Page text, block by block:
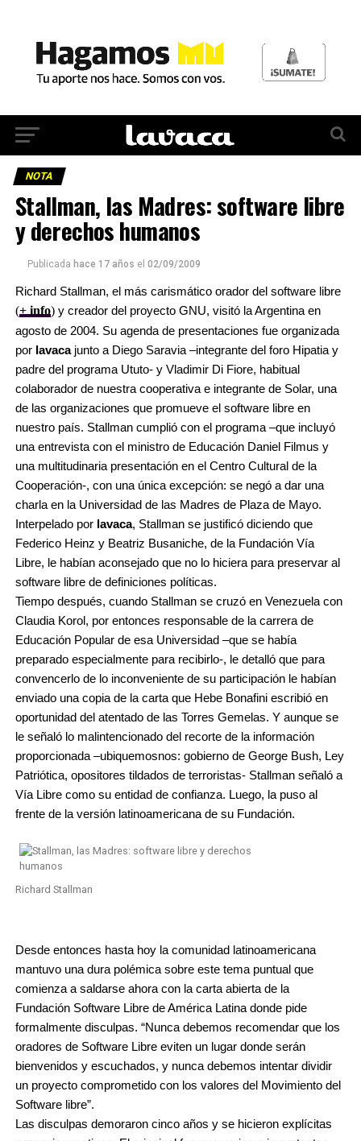
NOTA
Stallman, las Madres: software libre
y derechos humanos
Publicada hace 17 años el 02/09/2009
Richard Stallman, el más carismático orador del software libre
(+ info) y creador del proyecto GNU, visitó la Argentina en
agosto de 2004. Su agenda de presentaciones fue organizada
por lavacajunto a Diego Saravia –integrante del foro Hipatia y
padre del programa Ututo- y Vladimir Di Fiore, habitual
colaborador de nuestra cooperativa e integrante de Solar, una
de las organizaciones que promueve el software libre en
nuestro país. Stallman cumplió con el programa –que incluyó
una entrevista con el ministro de Educación Daniel Filmus y
una multitudinaria presentación en el Centro Cultural de la
Cooperación-, con una única excepción: se negó a dar una
charla en la Universidad de las Madres de Plaza de Mayo.
Interpelado por lavaca, Stallman se justificó diciendo que
Federico Heinz y Beatriz Busaniche, de la Fundación Vía
Libre, le habían aconsejado que no lo hiciera para preservar al
software libre de definiciones políticas.
Tiempo después, cuando Stallman se cruzó en Venezuela con
Claudia Korol, por entonces responsable de la carrera de
Educación Popular de esa Universidad –que se había
preparado especialmente para recibirlo-, le detalló que para
convencerlo de lo inconveniente de su participación le habían
enviado una copia de la carta que Hebe Bonafini escribió en
oportunidad del atentado de las Torres Gemelas. Y aunque se
le señaló lo malintencionado del recorte de la información
proporcionada –ubiquemosnos: gobierno de George Bush, Ley
Patriótica, opositores tildados de terroristas- Stallman señaló a
Vía Libre como su entidad de confianza. Luego, la puso al
frente de la versión latinoamericana de su Fundación.
Richard Stallman
Desde entonces hasta hoy la comunidad latinoamericana
mantuvo una dura polémica sobre este tema puntual que
comienza a saldarse ahora con la carta abierta de la
Fundación Software Libre de América Latina donde pide
formalmente disculpas. “Nunca debemos recomendar que los
oradores de Software Libre eviten un lugar donde serán
bienvenidos y escuchados, y nunca debemos intentar dividir
un proyecto comprometido con los valores del Movimiento del
Software libre”.
Las disculpas demoraron cinco años y se hicieron explícitas